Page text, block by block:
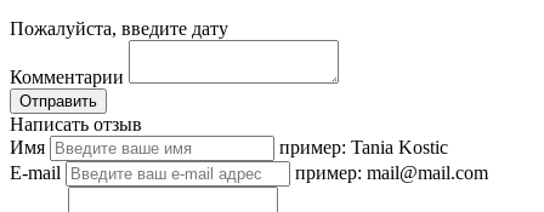
Пожалуйста, введите дату
Комментарии
Отправить
Написать отзыв
Имя
пример: Tania Kostic
E-mail
пример: mail@mail.com